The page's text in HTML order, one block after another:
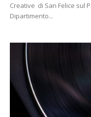
Creative di San Felice sul
Dipartimento...